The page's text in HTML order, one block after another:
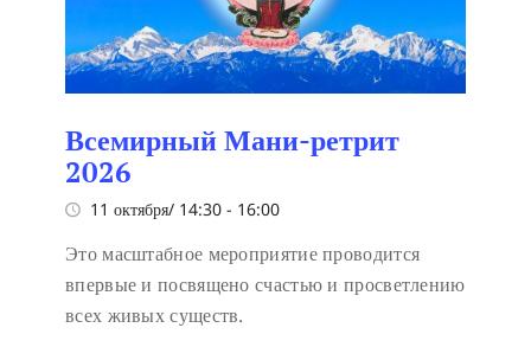
Всемирный Мани-ретрит
2026
11 октября/ 14:30 - 16:00
Это масштабное мероприятие проводится
впервые и посвящено счастью и просветлению
всех живых существ.